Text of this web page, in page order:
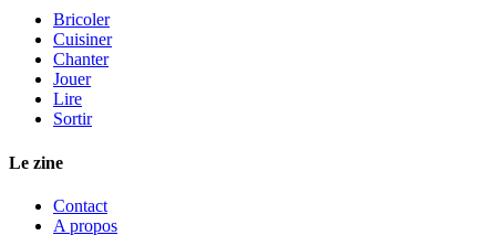
Bricoler
Cuisiner
Chanter
Jouer
Lire
Sortir
Le zine
Contact
A propos